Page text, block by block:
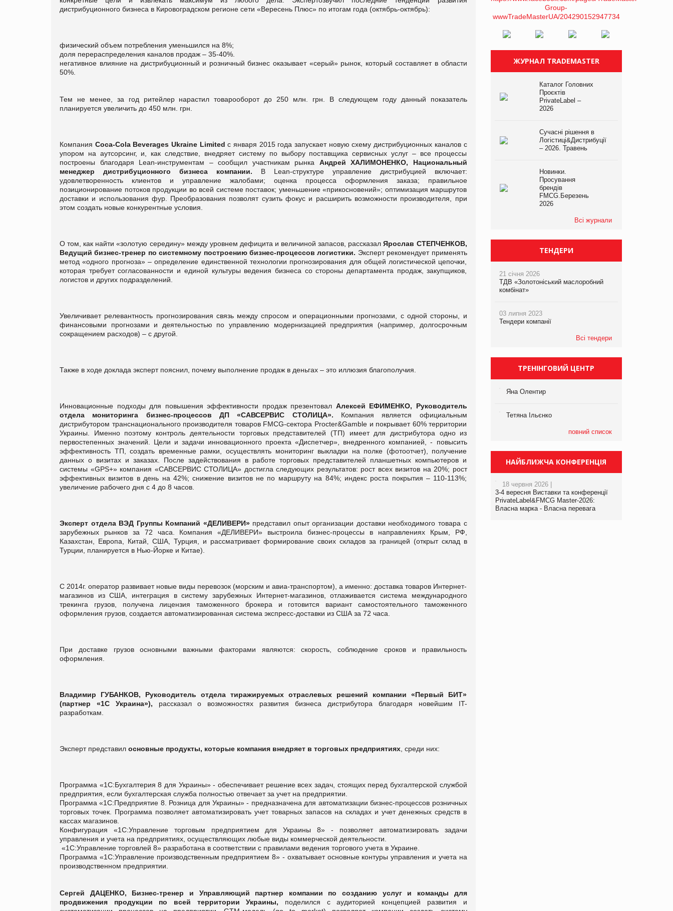
дистрибуционного бизнеса в Кировоградском регионе сети «Вересень Плюс» по итогам года (октябрь-октябрь):
физический объем потребления уменьшился на 8%;
доля перераспределения каналов продаж – 35-40%.
негативное влияние на дистрибуционный и розничный бизнес оказывает «серый» рынок, который составляет в области
50%.
Тем не менее, за год ритейлер нарастил товарооборот до 250 млн. грн. В следующем году данный показатель
планируется увеличить до 450 млн. грн.
Компания Сoca-Cola Beverages Ukraine Limited с января 2015 года запускает новую схему дистрибуционных каналов с
упором на аутсорсинг, и, как следствие, внедряет систему по выбору поставщика сервисных услуг – все процессы
построены благодаря Lean-инструментам – сообщил участникам рынка Андрей ХАЛИМОНЕНКО, Национальный
менеджер дистрибуционного бизнеса компании. В Lean-структуре управление дистрибуцией включает:
удовлетворенность клиентов и управление жалобами; оценка процесса оформления заказа; правильное
позиционирование потоков продукции во всей системе поставок; уменьшение «прикосновений»; оптимизация маршрутов
доставки и использования фур. Преобразования позволят сузить фокус и расширить возможности производителя, при
этом создать новые конкурентные условия.
О том, как найти «золотую середину» между уровнем дефицита и величиной запасов, рассказалЯрослав СТЕПЧЕНКОВ,
Ведущий бизнес-тренер по системному построению бизнес-процессов логистики. Эксперт рекомендует применять
метод «одного прогноза» – определение единственной технологии прогнозирования для общей логистической цепочки,
которая требует согласованности и единой культуры ведения бизнеса со стороны департамента продаж, закупщиков,
логистов и других подразделений.
Увеличивает релевантность прогнозирования связь между спросом и операционными прогнозами, с одной стороны, и
финансовыми прогнозами и деятельностью по управлению модернизацией предприятия (например, долгосрочным
сокращением расходов) – с другой.
Также в ходе доклада эксперт пояснил, почему выполнение продаж в деньгах – это иллюзия благополучия.
Инновационные подходы для повышения эффективности продаж презентовал Алексей ЕФИМЕНКО, Руководитель
отдела мониторинга бизнес-процессов ДП «САВСЕРВИС СТОЛИЦА». Компания является официальным
дистрибутором транснационального производителя товаров FMCG-сектора Procter&Gamble и покрывает 60% территории
Украины. Именно поэтому контроль деятельности торговых представителей (ТП) имеет для дистрибутора одно из
первостепенных значений. Цели и задачи инновационного проекта «Диспетчер», внедренного компанией, - повысить
эффективность ТП, создать временные рамки, осуществлять мониторинг выкладки на полке (фотоотчет), получение
данных о визитах и заказах. После задействования в работе торговых представителей планшетных компьютеров и
системы «GPS+» компания «САВСЕРВИС СТОЛИЦА» достигла следующих результатов: рост всех визитов на 20%; рост
эффективных визитов в день на 42%; снижение визитов не по маршруту на 84%; индекс роста покрытия – 110-113%;
увеличение рабочего дня с 4 до 8 часов.
Эксперт отдела ВЭД Группы Компаний «ДЕЛИВЕРИ» представил опыт организации доставки необходимого товара с
зарубежных рынков за 72 часа. Компания «ДЕЛИВЕРИ» выстроила бизнес-процессы в направлениях Крым, РФ,
Казахстан, Европа, Китай, США, Турция, и рассматривает формирование своих складов за границей (открыт склад в
Турции, планируется в Нью-Йорке и Китае).
С 2014г. оператор развивает новые виды перевозок (морским и авиа-транспортом), а именно: доставка товаров Интернет-
магазинов из США, интеграция в систему зарубежных Интернет-магазинов, отлаживается система международного
трекинга грузов, получена лицензия таможенного брокера и готовится вариант самостоятельного таможенного
оформления грузов, создается автоматизированная система экспресс-доставки из США за 72 часа.
При доставке грузов основными важными факторами являются: скорость, соблюдение сроков и правильность
оформления.
Владимир ГУБАНКОВ, Руководитель отдела тиражируемых отраслевых решений компании «Первый БИТ»
(партнер «1С Украина»), рассказал о возможностях развития бизнеса дистрибутора благодаря новейшим IT-
разработкам.
Эксперт представил основные продукты, которые компания внедряет в торговых предприятиях , среди них:
Программа «1С:Бухгалтерия 8 для Украины» - обеспечивает решение всех задач, стоящих перед бухгалтерской службой
предприятия, если бухгалтерская служба полностью отвечает за учет на предприятии.
Программа «1С:Предприятие 8. Розница для Украины» - предназначена для автоматизации бизнес-процессов розничных
торговых точек. Программа позволяет автоматизировать учет товарных запасов на складах и учет денежных средств в
кассах магазинов.
Конфигурация «1С:Управление торговым предприятием для Украины 8» - позволяет автоматизировать задачи
управления и учета на предприятиях, осуществляющих любые виды коммерческой деятельности.
«1С:Управление торговлей 8» разработана в соответствии с правилами ведения торгового учета в Украине.
Программа «1С:Управление производственным предприятием 8» - охватывает основные контуры управления и учета на
производственном предприятии.
Сергей ДАЦЕНКО, Бизнес-тренер и Управляющий партнер компании по созданию услуг и команды для
продвижения продукции по всей территории Украины, поделился с аудиторией концепцией развития и
ЖУРНАЛ TRADEMASTER
Каталог Головних
Проєктів
PrivateLabel –
2026
Сучасні рішення в
Логістиці&Дистрибуції
– 2026. Травень
Новинки.
Просування
брендів
FMCG.Березень
2026
Всі журнали
ТЕНДЕРИ
21 січня 2026
ТДВ «Золотоніський маслоробний
комбінат»
03 липня 2023
Тендери компанії
Всі тендери
ТРЕНІНГОВИЙ ЦЕНТР
Яна Олентир
Тетяна Ільєнко
повний список
НАЙБЛИЖЧА КОНФЕРЕНЦІЯ
18 червня 2026 |
3-4 вересня Виставки та конференції
PrivateLabel&FMCG Master-2026:
Власна марка - Власна перевага